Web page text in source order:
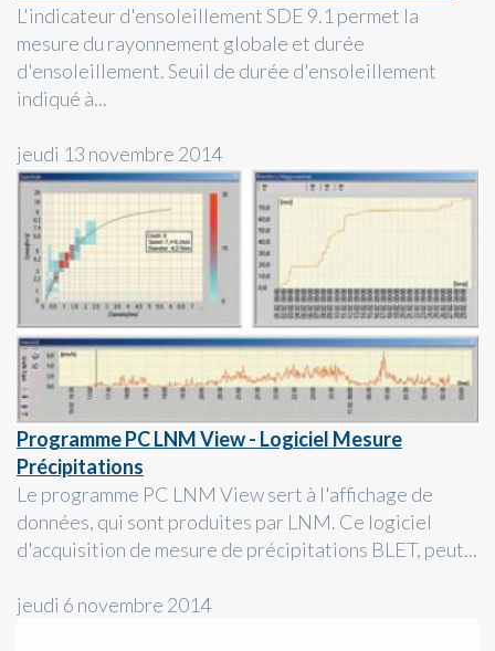
L'indicateur d'ensoleillement SDE 9.1 permet la
mesure du rayonnement globale et durée
d'ensoleillement. Seuil de durée d'ensoleillement
indiqué à...
jeudi 13 novembre 2014
Programme PC LNM View - Logiciel Mesure
Précipitations
Le programme PC LNM View sert à l'affichage de
données, qui sont produites par LNM. Ce logiciel
d'acquisition de mesure de précipitations BLET, peut...
jeudi 6 novembre 2014